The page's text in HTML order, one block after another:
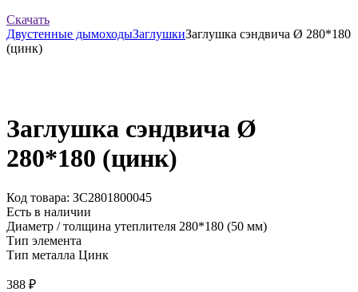
Скачать
Двустенные дымоходыЗаглушкиЗаглушка сэндвича Ø 280*180
(цинк)
Заглушка сэндвича Ø
280*180 (цинк)
Код товара: ЗС2801800045
Есть в наличии
Диаметр / толщина утеплителя 280*180 (50 мм)
Тип элемента
Тип металла Цинк
388 ₽